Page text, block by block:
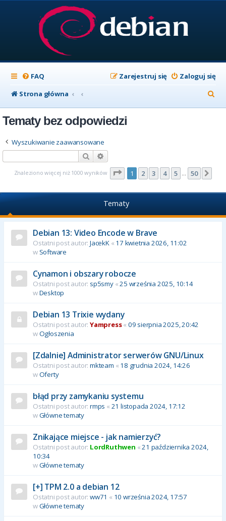
FAQ Zaloguj się
Zarejestruj się
Strona główna
z
Tematy bez odpowiedzi
Wyszukiwanie zaawansowane
Szukaj
Znaleziono więcej niż 1000 wyników Strona z50
1 2 3 4 5 … 50
Tematy
Debian 13: Video Encode w Brave
Ostatni post autor: JacekK« 17 kwietnia 2026, 11:02
w Software
Cynamon i obszary robocze
Ostatni post autor: sp5smy«25 września 2025, 10:14
wDesktop
Debian 13 Trixie wydany
Ostatni post autor: Yampress« 09 sierpnia 2025, 20:42
wOgłoszenia
[Zdalnie] Administrator serwerów GNU/Linux
Ostatni post autor: mkteam « 18 grudnia 2024, 14:26
wOferty
błąd przy zamykaniu systemu
Ostatni post autor: rmps « 21 listopada 2024, 17:12
wGłówne tematy
Znikające miejsce - jak namierzyć?
Ostatni post autor: LordRuthwen «21 października 2024,
10:34
wGłówne tematy
[+] TPM 2.0 a debian 12
Ostatni post autor: ww71 « 10 września 2024, 17:57
wGłówne tematy